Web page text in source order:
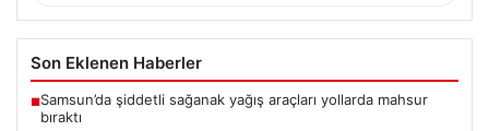
Son Eklenen Haberler
■Samsun’da şiddetli sağanak yağış araçları yollarda mahsur
bıraktı